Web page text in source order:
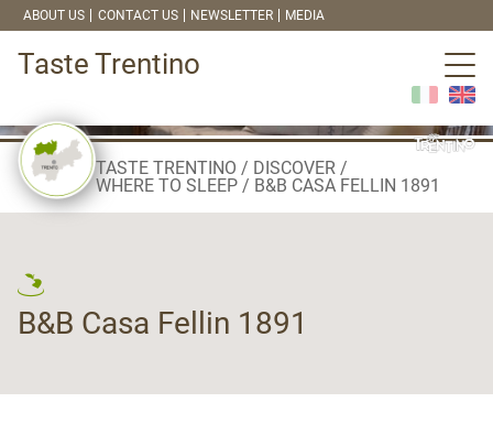
ABOUT US CONTACT US NEWSLETTER MEDIA
Taste Trentino
TASTE TRENTINO
DISCOVER
WHERE TO SLEEP
B&B CASA FELLIN 1891
B&B Casa Fellin 1891